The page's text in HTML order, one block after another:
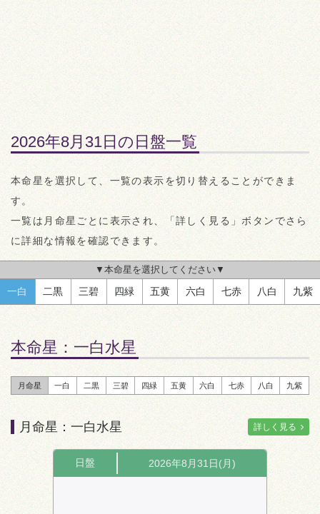
2026年8月31日の日盤一覧
本命星を選択して、一覧の表示を切り替えることができま
す。
一覧は月命星ごとに表示され、「詳しく見る」ボタンでさら
に詳細な情報を確認できます。
▼本命星を選択してください▼
一白 二黒 三碧 四緑 五黄 六白 七赤 八白 九紫
本命星： 一白水星
月命星 一白 二黒 三碧 四緑 五黄 六白 七赤 八白 九紫
月命星：一白水星 詳しく見る
日盤 2026年8月31日(月)